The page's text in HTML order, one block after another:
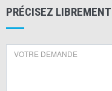
PRÉCISEZ